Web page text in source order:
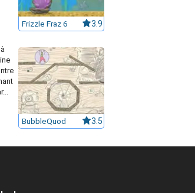
Frizzle Fraz 6 3.9
BubbleQuod 3.5